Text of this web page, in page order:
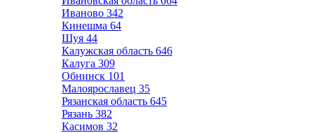
Иваново 342
Кинешма 64
Шуя 44
Калужская область 646
Калуга 309
Обнинск 101
Малоярославец 35
Рязанская область 645
Рязань 382
Касимов 32